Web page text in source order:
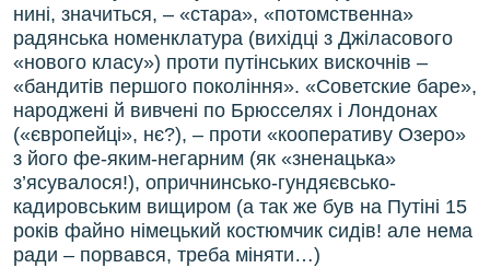
нині, значиться, – «стара», «потомственна»
радянська номенклатура (вихідці з Джіласового
«нового класу») проти путінських вискочнів –
«бандитів першого покоління». «Советские баре»,
народжені й вивчені по Брюсселях і Лондонах
(«європейці», нє?), – проти «кооперативу Озеро»
з його фе-яким-негарним (як «зненацька»
з’ясувалося!), опричнинсько-гундяєвсько-
кадировським вищиром (а так же був на Путіні 15
років файно німецький костюмчик сидів! але нема
ради – порвався, треба міняти…)